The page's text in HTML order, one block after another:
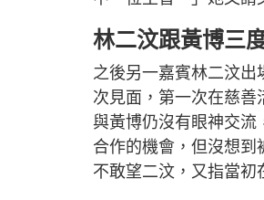
林二汶跟黃博三
之後另一嘉賓林二汶出
次見面，第一次在慈
與黃博仍沒有眼神交流
合作的機會，但沒想到
不敢望二汶，又指當初